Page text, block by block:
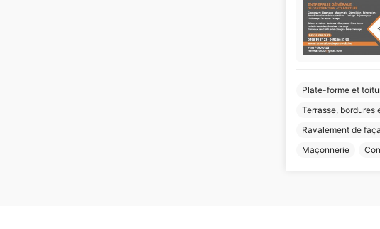
Plate-forme et
Terrasse, bordures
Ravalement de
Maçonnerie